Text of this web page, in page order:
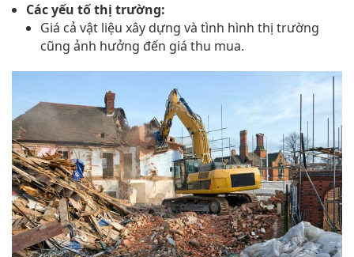
Các yếu tố thị trường:
Giá cả vật liệu xây dựng và tình hình thị trường
cũng ảnh hưởng đến giá thu mua.